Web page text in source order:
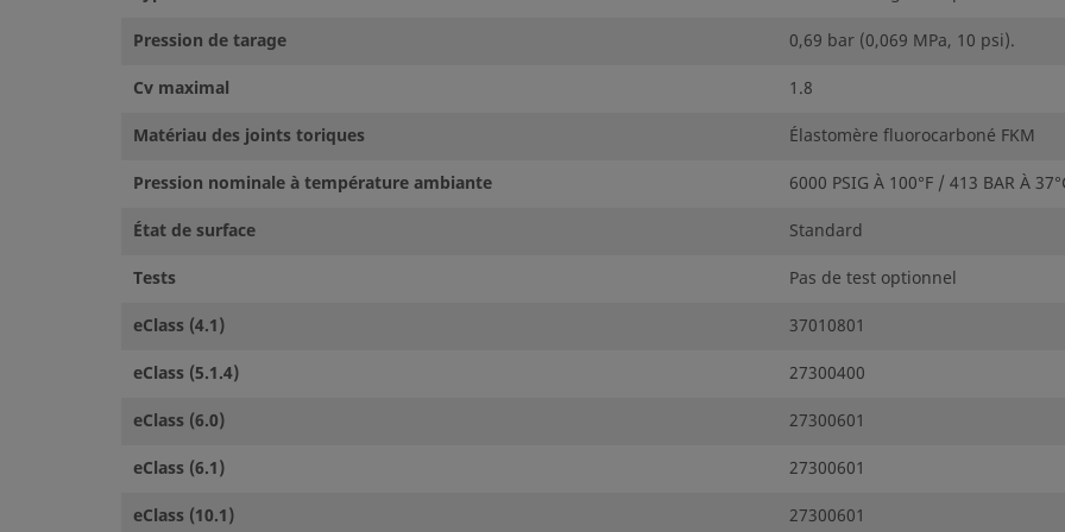
Pression de tarage
0,69 bar (0,069 MPa, 10 psi).
Cv maximal
1.8
Matériau des joints toriques
Élastomère fluorocarboné FKM
Pression nominale à température ambiante
6000 PSIG À 100°F / 413 BAR À
État de surface
Standard
Tests
Pas de test optionnel
eClass (4.1)
37010801
eClass (5.1.4)
27300400
eClass (6.0)
27300601
eClass (6.1)
27300601
eClass (10.1)
27300601